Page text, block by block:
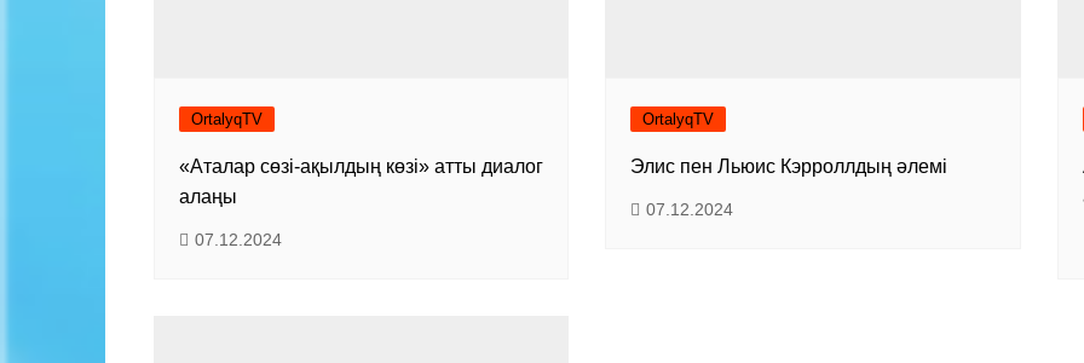
OrtalyqTV
«Аталар сөзі-ақылдың көзі» атты диалог
алаңы
07.12.2024
OrtalyqTV
Элис пен Льюис Кэрроллдың әлемі
07.12.2024